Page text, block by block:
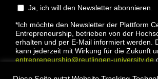
Ja, ich will den Newsletter abonnieren.
*Ich möchte den Newsletter der Plattform
Entrepreneurship, betrieben von der
erhalten und per E-Mail informiert werden.
kann jederzeit mit Wirkung für die Zukunft
entrepreneurship@reutlingen-university.de
Datenschutzbestimmung